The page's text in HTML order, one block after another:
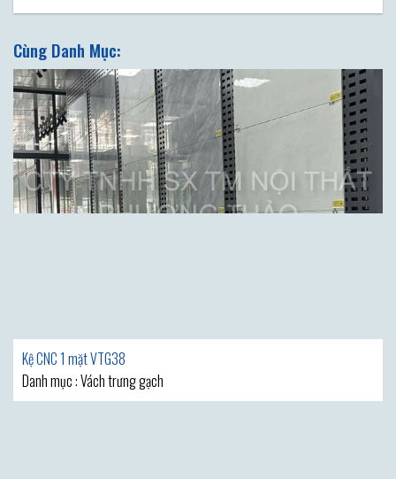
Cùng Danh Mục:
Kệ CNC 1 mặt VTG38
Danh mục : Vách trưng gạch